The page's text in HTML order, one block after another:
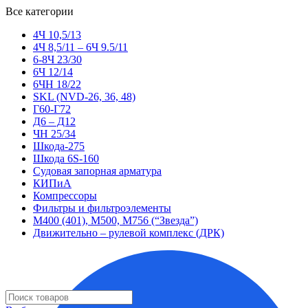
Все категории
4Ч 10,5/13
4Ч 8,5/11 – 6Ч 9.5/11
6-8Ч 23/30
6Ч 12/14
6ЧН 18/22
SKL (NVD-26, 36, 48)
Г60-Г72
Д6 – Д12
ЧН 25/34
Шкода-275
Шкода 6S-160
Судовая запорная арматура
КИПиА
Компрессоры
Фильтры и фильтроэлементы
М400 (401), М500, М756 (“Звезда”)
Движительно – рулевой комплекс (ДРК)